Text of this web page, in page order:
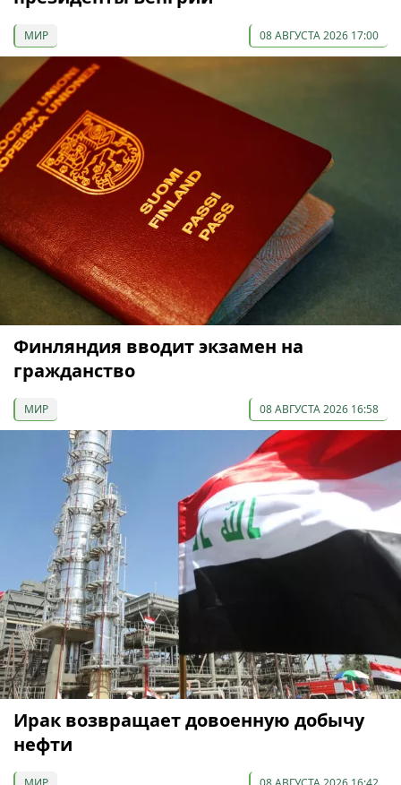
МИР 08 АВГУСТА 2026 17:00
Финляндия вводит экзамен на
гражданство
МИР 08 АВГУСТА 2026 16:58
Ирак возвращает довоенную добычу
нефти